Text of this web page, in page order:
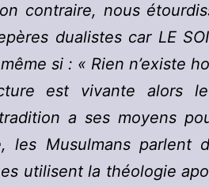
contraire, nous
dualistes car LE
si : « Rien n’existe
est vivante alors
a ses moyens
les Musulmans parlent
utilisent la théologie